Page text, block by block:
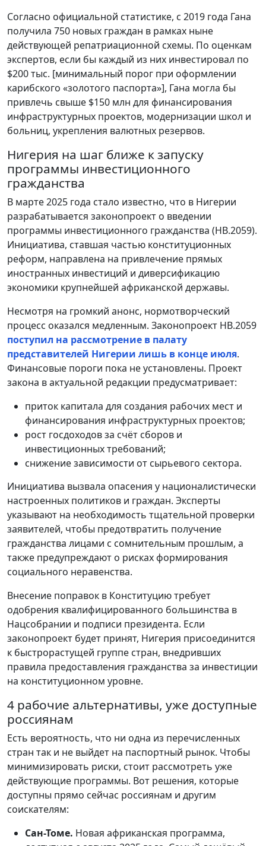
Согласно официальной статистике, с 2019 года Гана
получила 750 новых граждан в рамках ныне
действующей репатриационной схемы. По оценкам
экспертов, если бы каждый из них инвестировал по
$200 тыс. [минимальный порог при оформлении
карибского «золотого паспорта»], Гана могла бы
привлечь свыше $150 млн для финансирования
инфраструктурных проектов, модернизации школ и
больниц, укрепления валютных резервов.
Нигерия на шаг ближе к запуску
программы инвестиционного
гражданства
В марте 2025 года стало известно, что в Нигерии
разрабатывается законопроект о введении
программы инвестиционного гражданства (HB.2059).
Инициатива, ставшая частью конституционных
реформ, направлена на привлечение прямых
иностранных инвестиций и диверсификацию
экономики крупнейшей африканской державы.
Несмотря на громкий анонс, нормотворческий
процесс оказался медленным. Законопроект HB.2059
поступил на рассмотрение в палату
представителей Нигерии лишь в конце июля.
Финансовые пороги пока не установлены. Проект
закона в актуальной редакции предусматривает:
приток капитала для создания рабочих мест и
финансирования инфраструктурных проектов;
рост госдоходов за счёт сборов и
инвестиционных требований;
снижение зависимости от сырьевого сектора.
Инициатива вызвала опасения у националистически
настроенных политиков и граждан. Эксперты
указывают на необходимость тщательной проверки
заявителей, чтобы предотвратить получение
гражданства лицами с сомнительным прошлым, а
также предупреждают о рисках формирования
социального неравенства.
Внесение поправок в Конституцию требует
одобрения квалифицированного большинства в
Нацсобрании и подписи президента. Если
законопроект будет принят, Нигерия присоединится
к быстрорастущей группе стран, внедривших
правила предоставления гражданства за инвестиции
на конституционном уровне.
4 рабочие альтернативы, уже доступные
россиянам
Есть вероятность, что ни одна из перечисленных
стран так и не выйдет на паспортный рынок. Чтобы
минимизировать риски, стоит рассмотреть уже
действующие программы. Вот решения, которые
доступны прямо сейчас россиянам и другим
соискателям:
Сан-Томе. Новая африканская программа,